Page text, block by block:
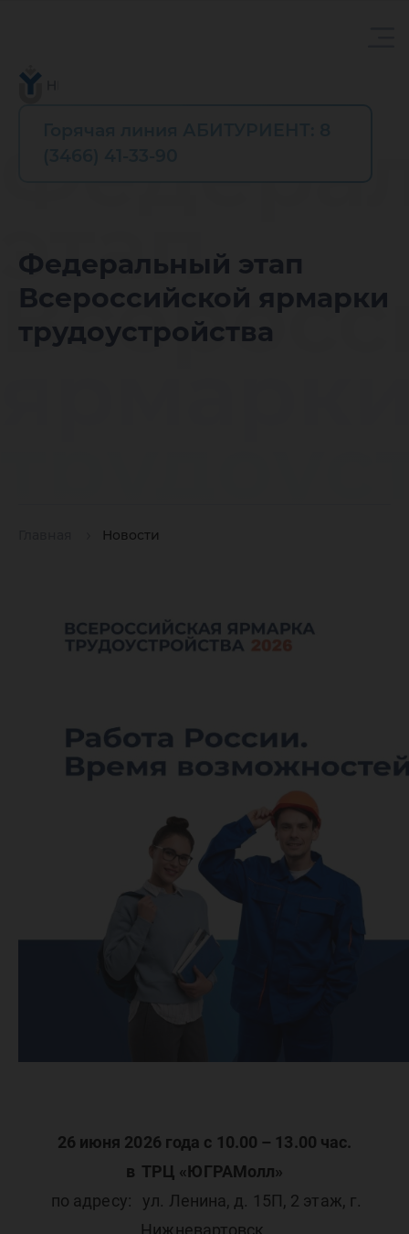
Федеральный этап
Всероссийской ярмарки
трудоустройства
Новости
этап
26 июня 2026 года с 10.00 – 13.00 час.
в ТРЦ «ЮГРАМолл»
по адресу: ул. Ленина, д. 15П, 2 этаж, г.
Нижневартовск